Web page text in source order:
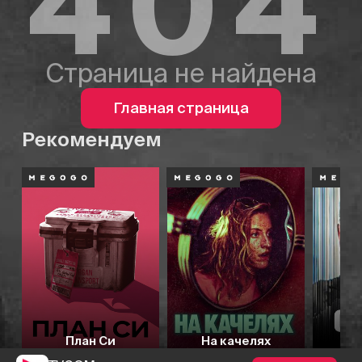
Страница не найдена
Главная страница
Рекомендуем
План Си На качелях